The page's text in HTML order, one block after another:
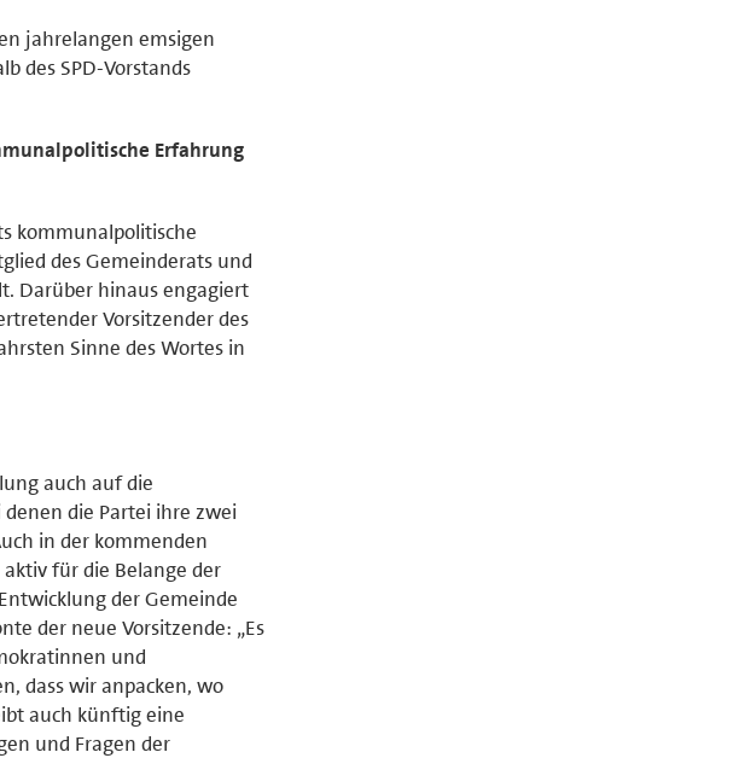
jahrelangen emsigen
des SPD-Vorstands
Erfahrung
kommunalpolitische
des Gemeinderats und
Darüber hinaus engagiert
Vorsitzender des
Sinne des Wortes in
auch auf die
die Partei ihre zwei
in der kommenden
für die Belange der
der Gemeinde
der neue Vorsitzende: „Es
und
dass wir anpacken, wo
auch künftig eine
und Fragen der